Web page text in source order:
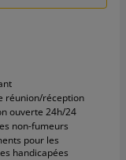
réunion/réception
ouverte 24h/24
non-fumeurs
pour les
handicapées